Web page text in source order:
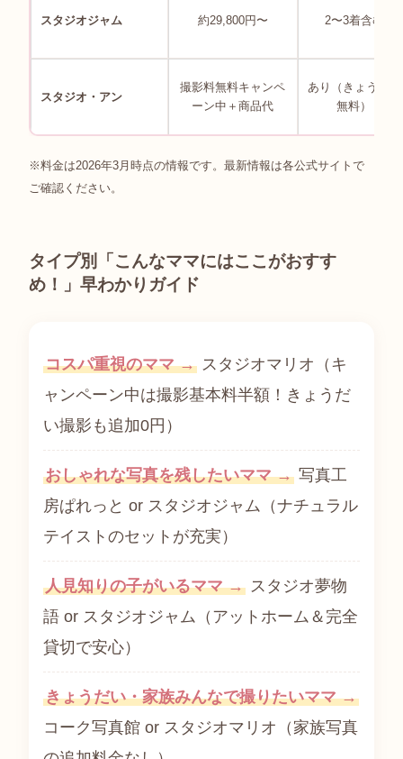
スタジオジャム 約29,800円〜 2〜3着含む
スタジオ・アン
撮影料無料キャンペ
ーン中＋商品代
あり（きょうだい
無料）
※料金は2026年3月時点の情報です。最新情報は各公式サイトで
ご確認ください。
タイプ別「こんなママにはここがおすす
め！」早わかりガイド
コスパ重視のママ →スタジオマリオ（キ
ャンペーン中は撮影基本料半額！きょうだ
い撮影も追加0円）
おしゃれな写真を残したいママ →写真工
房ぱれっと or スタジオジャム（ナチュラル
テイストのセットが充実）
人見知りの子がいるママ →スタジオ夢物
語 or スタジオジャム（アットホーム＆完全
貸切で安心）
きょうだい・家族みんなで撮りたいママ →
コーク写真館 or スタジオマリオ（家族写真